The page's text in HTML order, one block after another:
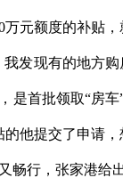
万元额度的补贴
我发现有的地方
是首批领取“房
的他提交了申请
畅行，张家港给